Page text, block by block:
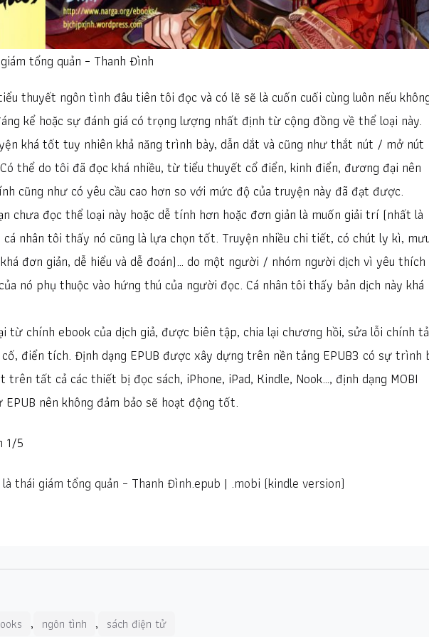
tổng quản – Thanh Đình
thuyết ngôn tình đâu tiên tôi đọc và có lẽ sẽ là cuốn cuối cùng luôn nếu
kể hoặc sự đánh giá có trọng lượng nhất định từ cộng đồng về thể loại này.
khá tốt tuy nhiên khả năng trình bày, dẫn dắt và cũng như thắt nút / mở nút
thể do tôi đã đọc khá nhiều, từ tiểu thuyết cổ điển, kinh điển, đương đại nên
cũng như có yêu cầu cao hơn so với mức độ của truyện này đã đạt được.
chưa đọc thể loại này hoặc dễ tính hơn hoặc đơn giản là muốn giải trí (nhất là
nhân tôi thấy nó cũng là lựa chọn tốt. Truyện nhiều chi tiết, có chút ly kì,
đơn giản, dễ hiểu và dễ đoán)… do một người / nhóm người dịch vì yêu thích
nó phụ thuộc vào hứng thú của người đọc. Cá nhân tôi thấy bản dịch này khá
từ chính ebook của dịch giả, được biên tập, chia lại chương hồi, sửa lỗi chính
điển tích. Định dạng EPUB được xây dựng trên nền tảng EPUB3 có sự trình
tất cả các thiết bị đọc sách, iPhone, iPad, Kindle, Nook…, định dạng MOBI
nên không đảm bảo sẽ hoạt động tốt.
1/5
là thái giám tổng quản – Thanh Đình.epub | .mobi (kindle version)
, ngôn tình , sách điện tử